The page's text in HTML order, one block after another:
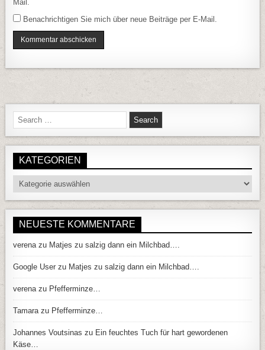
Mail.
Benachrichtigen Sie mich über neue Beiträge per E-Mail.
Search for:
KATEGORIEN
Kategorien
NEUESTE KOMMENTARE
verenazu Matjes zu salzig dann ein Milchbad….
Google User zu Matjes zu salzig dann ein Milchbad….
verenazu Pfefferminze…
Tamarazu Pfefferminze…
Johannes Voutsinas zu Ein feuchtes Tuch für hart gewordenen
Käse…